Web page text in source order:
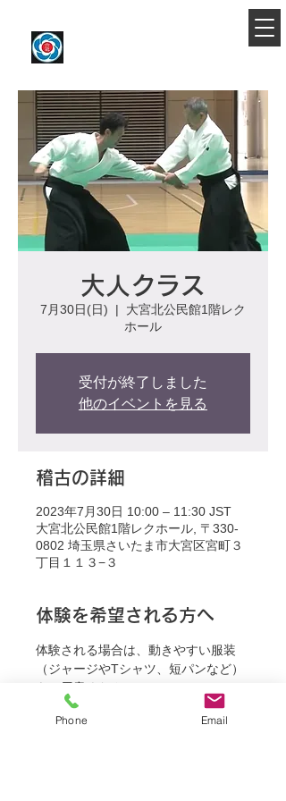
大人クラス
7月30日(日)
  |
大宮北公民館1階レク
ホール
受付が終了しました
他のイベントを見る
稽古の詳細
2023年7月30日 10:00 – 11:30 JST
大宮北公民館1階レクホール, 〒330-
0802 埼玉県さいたま市大宮区宮町３
丁目１１３−３
体験を希望される方へ
体験される場合は、動きやすい服装
（ジャージやTシャツ、短パンなど）
をご用意ください。
Phone Email